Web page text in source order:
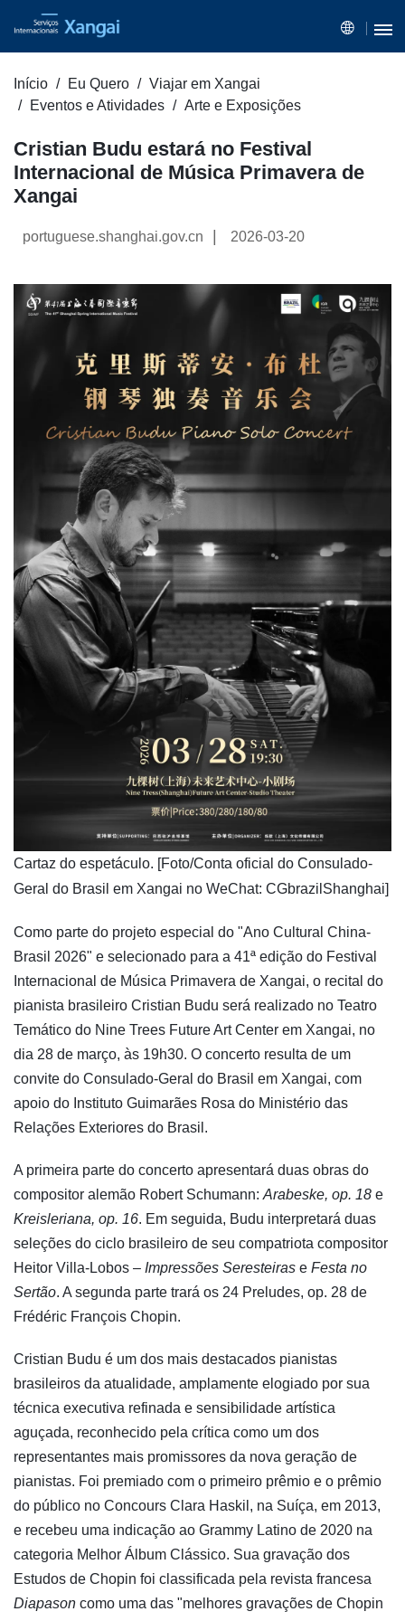
Início Eu Quero
Viajar em Xangai
Eventos e Atividades
Arte e Exposições
Cristian Budu estará no Festival
Internacional de Música Primavera de
Xangai
portuguese.shanghai.gov.cn 2026-03-20
​Cartaz do espetáculo. [Foto/Conta oficial do Consulado-
Geral do Brasil em Xangai no WeChat: CGbrazilShanghai]
Como parte do projeto especial do "Ano Cultural China-
Brasil 2026" e selecionado para a 41ª edição do Festival
Internacional de Música Primavera de Xangai, o recital do
pianista brasileiro Cristian Budu será realizado no Teatro
Temático do Nine Trees Future Art Center em Xangai, no
dia 28 de março, às 19h30. O concerto resulta de um
convite do Consulado-Geral do Brasil em Xangai, com
apoio do Instituto Guimarães Rosa do Ministério das
Relações Exteriores do Brasil.
A primeira parte do concerto apresentará duas obras do
compositor alemão Robert Schumann: Arabeske, op. 18 e
Kreisleriana, op. 16. Em seguida, Budu interpretará duas
seleções do ciclo brasileiro de seu compatriota compositor
Heitor Villa-Lobos – Impressões Seresteiras e Festa no
Sertão. A segunda parte trará os 24 Preludes, op. 28 de
Frédéric François Chopin.
Cristian Budu é um dos mais destacados pianistas
brasileiros da atualidade, amplamente elogiado por sua
técnica executiva refinada e sensibilidade artística
aguçada, reconhecido pela crítica como um dos
representantes mais promissores da nova geração de
pianistas. Foi premiado com o primeiro prêmio e o prêmio
do público no Concours Clara Haskil, na Suíça, em 2013,
e recebeu uma indicação ao Grammy Latino de 2020 na
categoria Melhor Álbum Clássico. Sua gravação dos
Estudos de Chopin foi classificada pela revista francesa
Diapason como uma das "melhores gravações de Chopin